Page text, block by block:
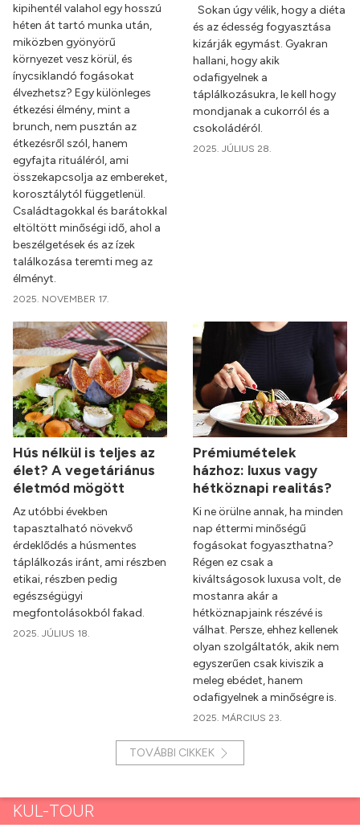
kipihentél valahol egy hosszú
héten át tartó munka után,
miközben gyönyörű
környezet vesz körül, és
ínycsiklandó fogásokat
élvezhetsz? Egy különleges
étkezési élmény, mint a
brunch, nem pusztán az
étkezésről szól, hanem
egyfajta rituáléról, ami
összekapcsolja az embereket,
korosztálytól függetlenül.
Családtagokkal és barátokkal
eltöltött minőségi idő, ahol a
beszélgetések és az ízek
találkozása teremti meg az
élményt.
2025. NOVEMBER 17.
Sokan úgy vélik, hogy a diéta
és az édesség fogyasztása
kizárják egymást. Gyakran
hallani, hogy akik
odafigyelnek a
táplálkozásukra, le kell hogy
mondjanak a cukorról és a
csokoládéról.
2025. JÚLIUS 28.
Hús nélkül is teljes az
élet? A vegetáriánus
életmód mögött
Az utóbbi években
tapasztalható növekvő
érdeklődés a húsmentes
táplálkozás iránt, ami részben
etikai, részben pedig
egészségügyi
megfontolásokból fakad.
2025. JÚLIUS 18.
Prémiumételek
házhoz: luxus vagy
hétköznapi realitás?
Ki ne örülne annak, ha minden
nap éttermi minőségű
fogásokat fogyaszthatna?
Régen ez csak a
kiváltságosok luxusa volt, de
mostanra akár a
hétköznapjaink részévé is
válhat. Persze, ehhez kellenek
olyan szolgáltatók, akik nem
egyszerűen csak kiviszik a
meleg ebédet, hanem
odafigyelnek a minőségre is.
2025. MÁRCIUS 23.
TOVÁBBI CIKKEK
KUL-TOUR